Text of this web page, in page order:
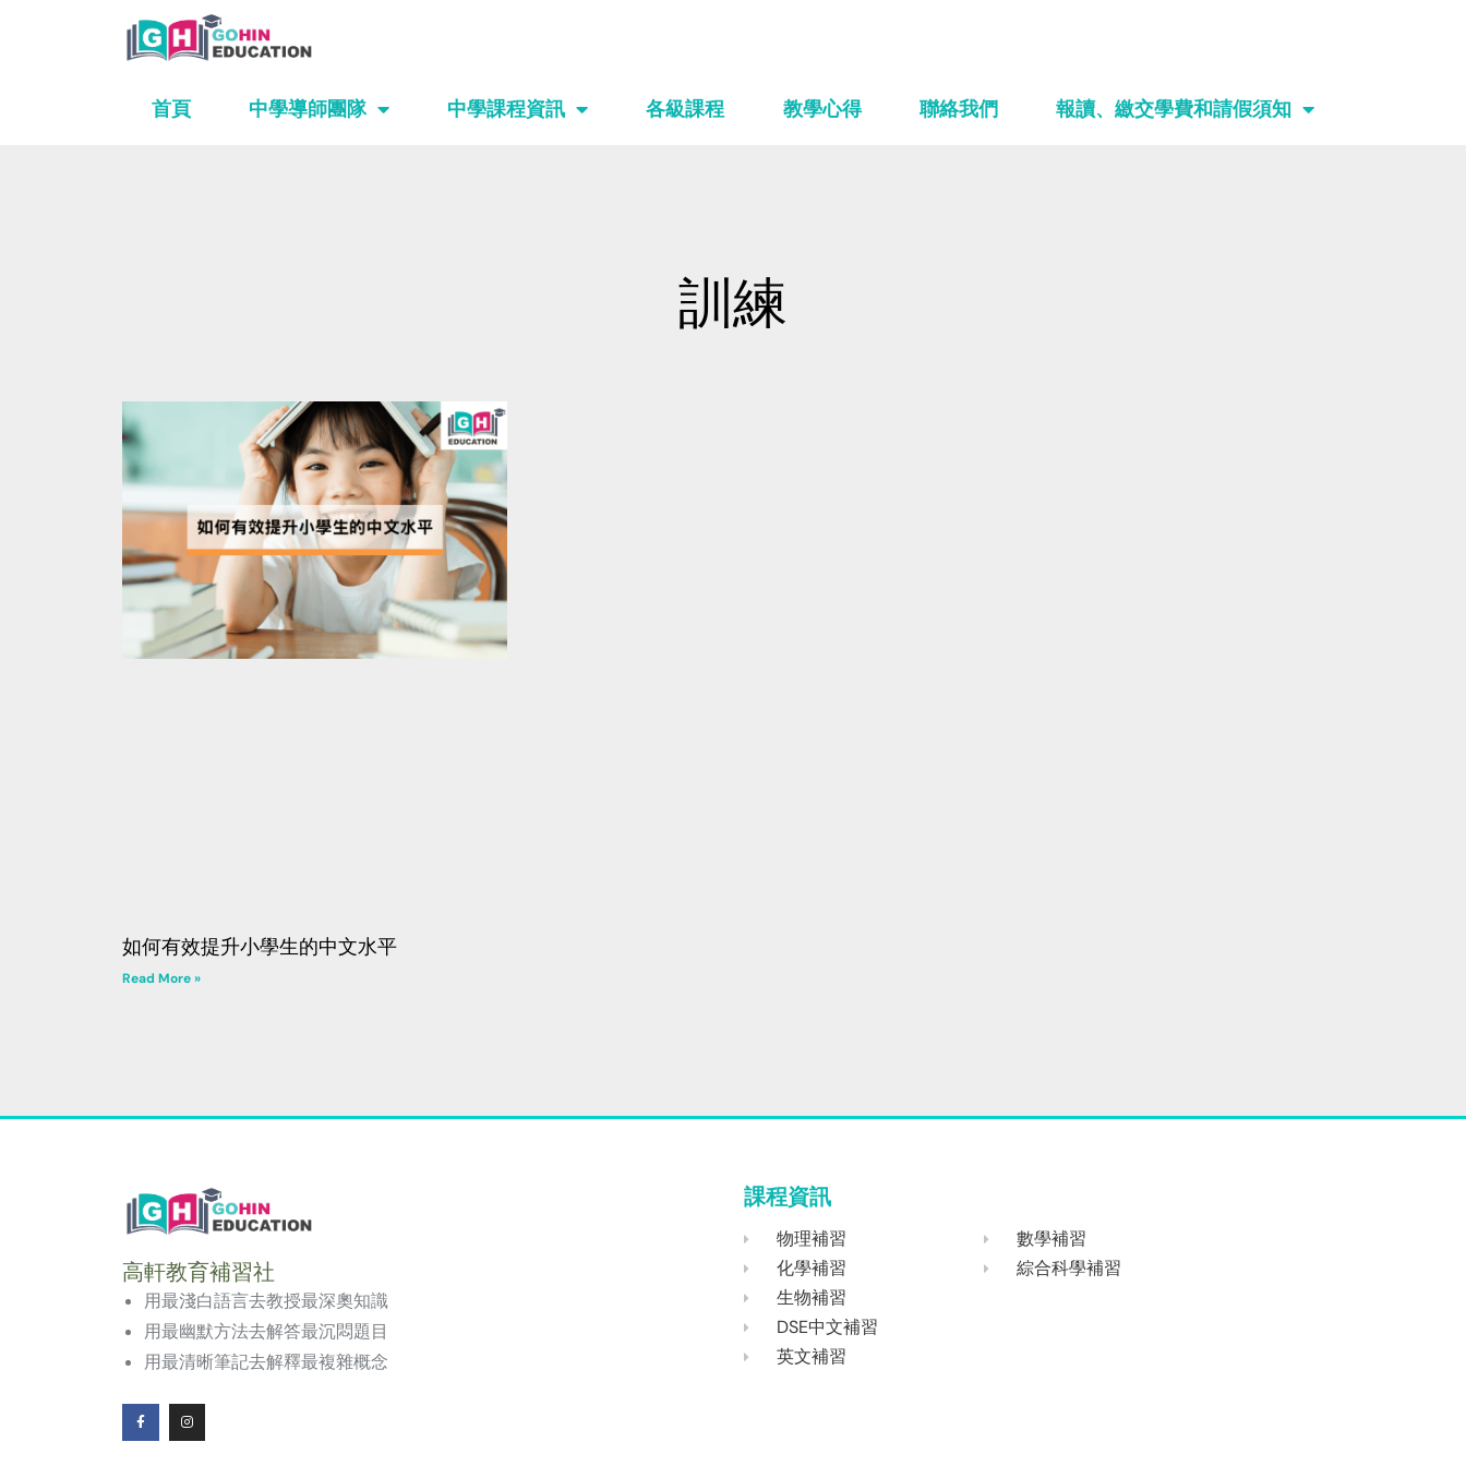
首頁 中學導師團隊 中學課程資訊 各級課程 教學心得 聯絡我們 報讀、繳交學費和請假須知
訓練
如何有效提升小學生的中文水平
Read More »
高軒教育補習社
用最淺白語言去教授最深奧知識
用最幽默方法去解答最沉悶題目
用最清晰筆記去解釋最複雜概念
F
a
I
n
課程資訊
物理補習
化學補習
生物補習
DSE中文補習
英文補習
數學補習
綜合科學補習